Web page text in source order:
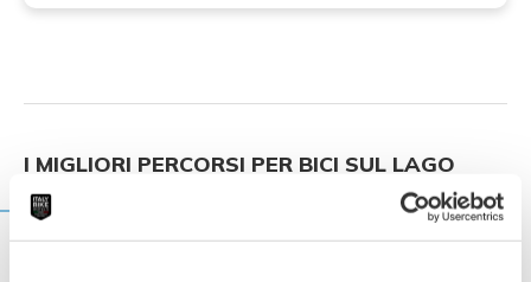
I MIGLIORI PERCORSI PER BICI SUL LAGO
D'ISEO